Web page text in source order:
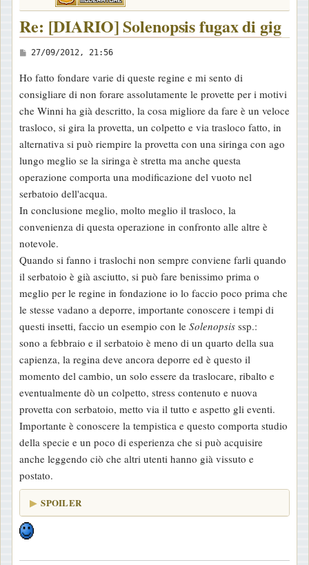
Re: [DIARIO] Solenopsis fugax di gig
M
s
s
a
g
g
i
o
27/09/2012, 21:56
Ho fatto fondare varie di queste regine e mi sento di
consigliare di non forare assolutamente le provette per i motivi
che Winni ha già descritto, la cosa migliore da fare è un veloce
trasloco, si gira la provetta, un colpetto e via trasloco fatto, in
alternativa si può riempire la provetta con una siringa con ago
lungo meglio se la siringa è stretta ma anche questa
operazione comporta una modificazione del vuoto nel
serbatoio dell'acqua.
In conclusione meglio, molto meglio il trasloco, la
convenienza di questa operazione in confronto alle altre è
notevole.
Quando si fanno i traslochi non sempre conviene farli quando
il serbatoio è già asciutto, si può fare benissimo prima o
meglio per le regine in fondazione io lo faccio poco prima che
le stesse vadano a deporre, importante conoscere i tempi di
questi insetti, faccio un esempio con le Solenopsis ssp.:
sono a febbraio e il serbatoio è meno di un quarto della sua
capienza, la regina deve ancora deporre ed è questo il
momento del cambio, un solo essere da traslocare, ribalto e
eventualmente dò un colpetto, stress contenuto e nuova
provetta con serbatoio, metto via il tutto e aspetto gli eventi.
Importante è conoscere la tempistica e questo comporta studio
della specie e un poco di esperienza che si può acquisire
anche leggendo ciò che altri utenti hanno già vissuto e
postato.
SPOILER